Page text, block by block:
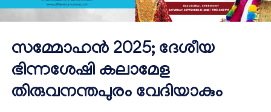
സമ്മോഹൻ 2025; ദേശീയ
ഭിന്നശേഷി കലാമേള
തിരുവനന്തപുരം വേദിയാകും